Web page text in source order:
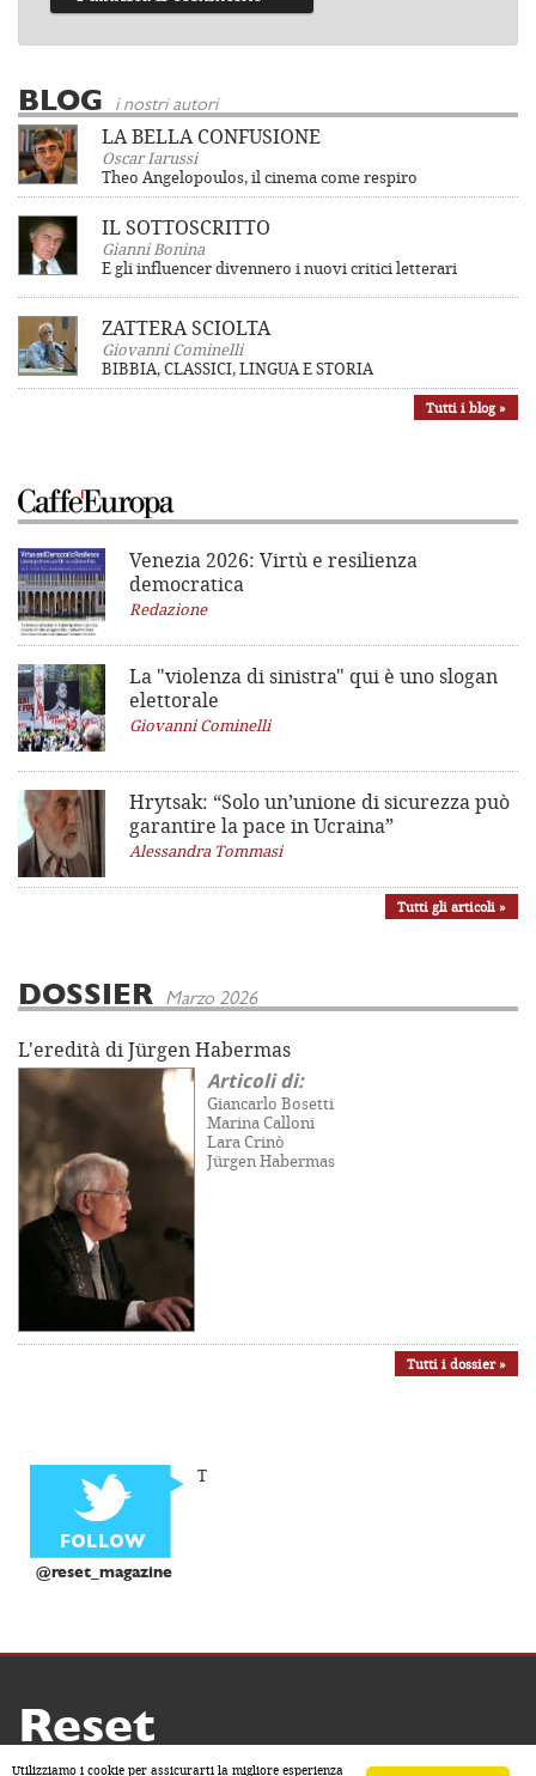
BLOG i nostri autori
LA BELLA CONFUSIONE
Oscar Iarussi
Theo Angelopoulos, il cinema come respiro
IL SOTTOSCRITTO
Gianni Bonina
E gli influencer divennero i nuovi critici letterari
ZATTERA SCIOLTA
Giovanni Cominelli
BIBBIA, CLASSICI, LINGUA E STORIA
Tutti i blog »
Venezia 2026: Virtù e resilienza
democratica
Redazione
La "violenza di sinistra" qui è uno slogan
elettorale
Giovanni Cominelli
Hrytsak: “Solo un’unione di sicurezza può
garantire la pace in Ucraina”
Alessandra Tommasi
Tutti gli articoli »
DOSSIER Marzo 2026
L'eredità di Jürgen Habermas
Articoli di:
Giancarlo Bosetti
Marina Calloni
Lara Crinò
Jürgen Habermas
Tutti i dossier »
@reset_magazine
T
Reset
Utilizziamo i cookie per assicurarti la migliore esperienza